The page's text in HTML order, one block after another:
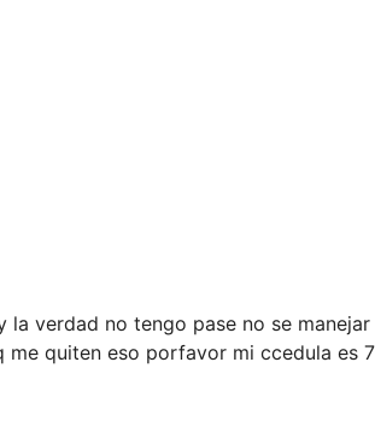
verdad no tengo pase no se
quiten eso porfavor mi ccedula es